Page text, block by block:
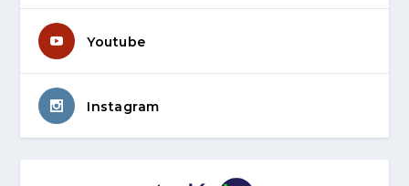
Youtube
Instagram